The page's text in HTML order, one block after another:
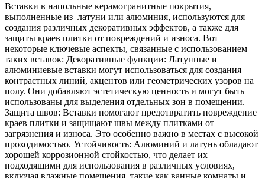
Вставки в напольные керамогранитные покрытия,
выполненные из латуни или алюминия, используются для
создания различных декоративных эффектов, а также для
защиты краев плитки от повреждений и износа. Вот
некоторые ключевые аспекты, связанные с использованием
таких вставок: Декоративные функции: Латунные и
алюминиевые вставки могут использоваться для создания
контрастных линий, акцентов или геометрических узоров на
полу. Они добавляют эстетическую ценность и могут быть
использованы для выделения отдельных зон в помещении.
Защита швов: Вставки помогают предотвратить повреждение
краев плитки и защищают швы между плитками от
загрязнения и износа. Это особенно важно в местах с высокой
проходимостью. Устойчивость: Алюминий и латунь обладают
хорошей коррозионной стойкостью, что делает их
подходящими для использования в различных условиях,
включая влажные помещения, такие как ванные комнаты и